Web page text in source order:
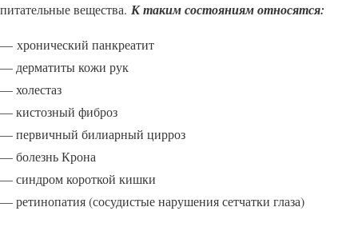
питательные вещества. К таким состояниям относятся:
— хронический панкреатит
— дерматиты кожи рук
— холестаз
— кистозный фиброз
— первичный билиарный цирроз
— болезнь Крона
— синдром короткой кишки
— ретинопатия (сосудистые нарушения сетчатки глаза)